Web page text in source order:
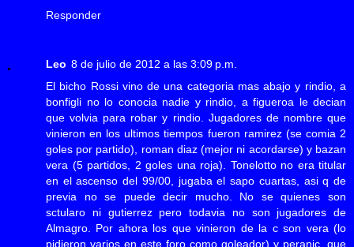
Responder
Leo 8 de julio de 2012 a las 3:09 p.m.
El bicho Rossi vino de una categoria mas abajo y rindio, a
bonfigli no lo conocia nadie y rindio, a figueroa le decian
que volvia para robar y rindio. Jugadores de nombre que
vinieron en los ultimos tiempos fueron ramirez (se comia 2
goles por partido), roman diaz (mejor ni acordarse) y bazan
vera (5 partidos, 2 goles una roja). Tonelotto no era titular
en el ascenso del 99/00, jugaba el sapo cuartas, asi q de
previa no se puede decir mucho. No se quienes son
sctularo ni gutierrez pero todavia no son jugadores de
Almagro. Por ahora los que vinieron de la c son vera (lo
pidieron varios en este foro como goleador) y peranic, que